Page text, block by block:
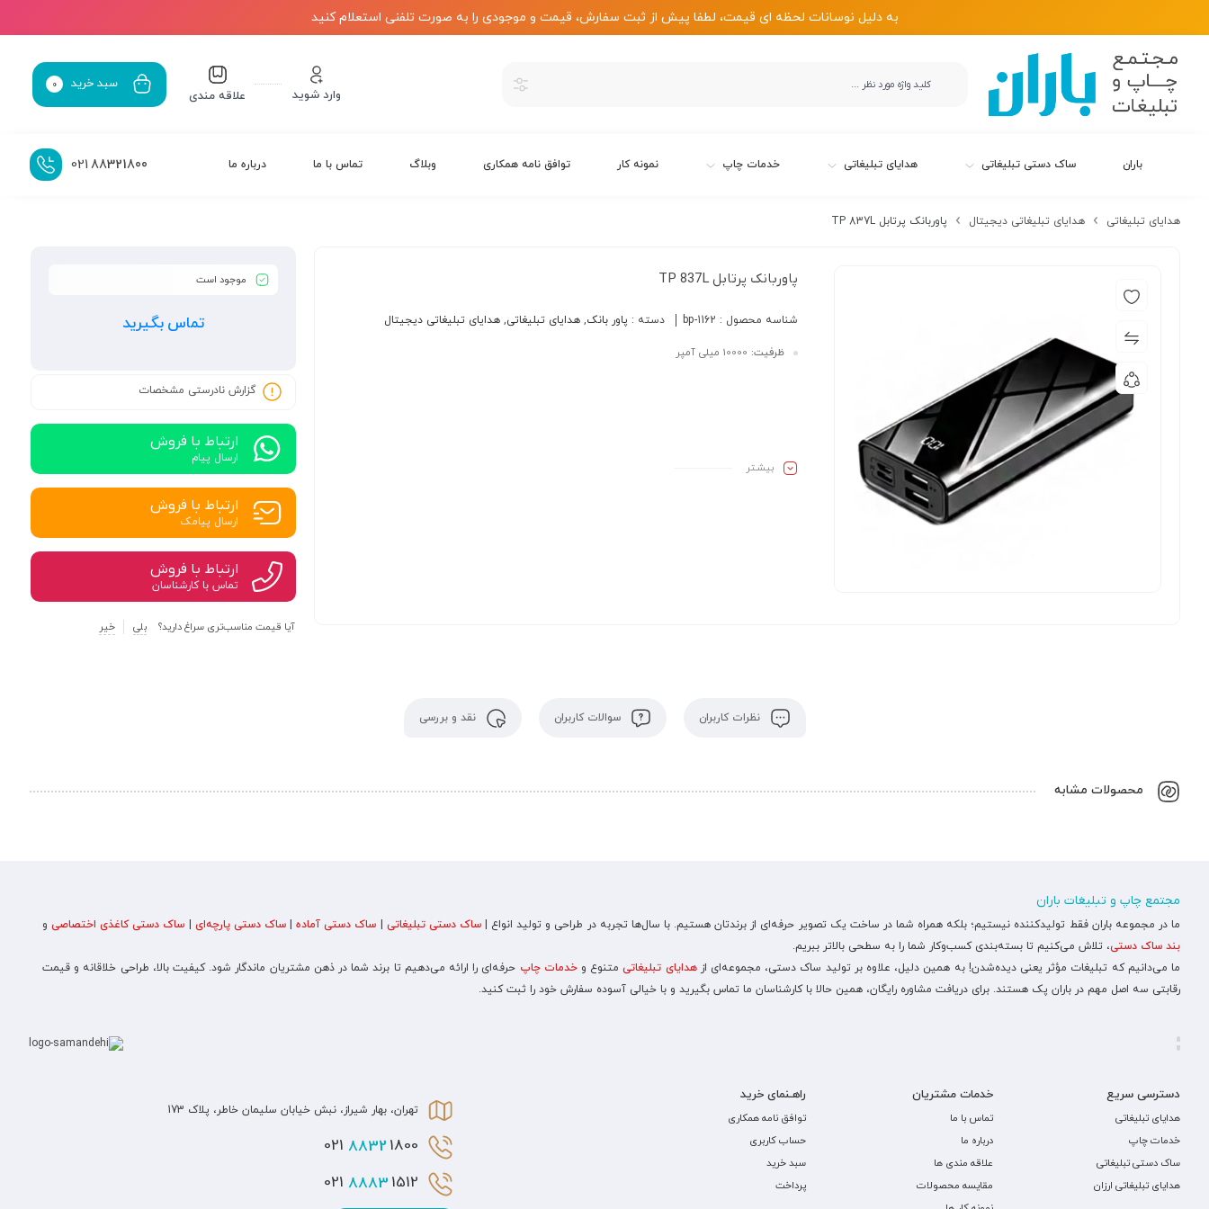
به دلیل نوسانات لحظه ای قیمت، لطفا پیش از ثبت سفارش، قیمت و موجودی را به صورت تلفنی استعلام کنید
وارد شوید علاقه مندی
سبد خرید 0
باران ساک دستی تبلیغاتی هدایای تبلیغاتی خدمات چاپ نمونه کار توافق نامه همکاری وبلاگ تماس با ما درباره ما 88321800
021
هدایای تبلیغاتی هدایای تبلیغاتی دیجیتال پاوربانک پرتابل TP 837L
پاوربانک پرتابل TP 837L
شناسه محصول : bp-1162 دسته : پاور بانک, هدایای تبلیغاتی, هدایای تبلیغاتی دیجیتال
ظرفیت:
بیشـتر
موجود است
تماس بگیرید
گزارش نادرستی مشخصات
ارتباط با فروش
ارسال پیام
ارتباط با فروش
ارسال پیامک
ارتباط با فروش
تماس با کارشناسان
آیا قیمت مناسب‌تری سراغ دارید؟ بلی خیر
نظرات کاربران سوالات کاربران نقد و بررسی
محصولات مشابه
مجتمع چاپ و تبلیغات باران
ما در مجموعه باران فقط تولیدکننده نیستیم؛ بلکه همراه شما در ساخت یک تصویر حرفه‌ای از برندتان هستیم. با سال‌ها تجربه در طراحی و تولید انواع |ساک دستی تبلیغاتی ساک دستی آماده|ساک دستی پارچه‌ای ساک دستی کاغذی اختصاصیو
بند ساک دستی، تلاش می‌کنیم تا بسته‌بندی کسب‌وکار شما را به سطحی بالاتر ببریم.
ما می‌دانیم که تبلیغات مؤثر یعنی دیده‌شدن! به همین دلیل، علاوه بر تولید ساک دستی، مجموعه‌ای ازهدایای تبلیغاتیمتنوع وخدمات چاپ حرفه‌ای را ارائه می‌دهیم تا برند شما در ذهن مشتریان ماندگار شود. کیفیت بالا، طراحی خلاقانه و قیمت
رقابتی سه اصل مهم در باران پک هستند. برای دریافت مشاوره رایگان، همین حالا با کارشناسان ما تماس بگیرید و با خیالی آسوده سفارش خود را ثبت کنید.
دسترسی سریع
هدایای تبلیغاتی
خدمات چاپ
ساک دستی تبلیغاتی
هدایای تبلیغاتی ارزان
خدمات مشتریان
تماس با ما
درباره ما
علاقه مندی ها
مقایسه محصولات
راهـنمای خرید
توافق نامه همکاری
حساب کاربری
سبد خرید
پرداخت
تهران، بهار شیراز، نبش خیابان سلیمان خاطر، پلاک 173
8832 1800 021
8883 1512 021